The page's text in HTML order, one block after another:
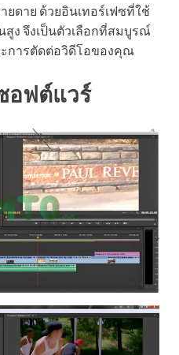
ยดาย ด้วยอินเทอร์เฟซที่ใช้
ง จึงเป็นตัวเลือกที่สมบูรณ์
การตัดต่อวิดีโอของคุณ
อฟต์แวร์